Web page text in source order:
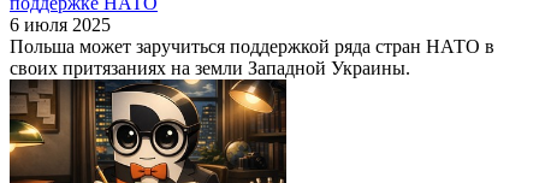
6 июля 2025
Польша может заручиться поддержкой ряда стран НАТО в
своих притязаниях на земли Западной Украины.